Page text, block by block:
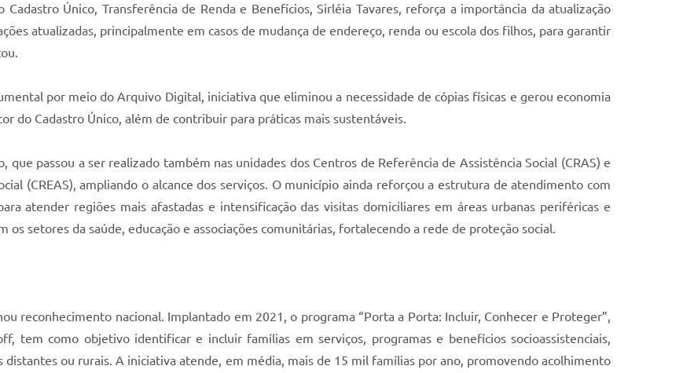
Único, Transferência de Renda e Benefícios, Sirléia Tavares, reforça a importância da atualização
atualizadas, principalmente em casos de mudança de endereço, renda ou escola dos filhos, para garantir
por meio do Arquivo Digital, iniciativa que eliminou a necessidade de cópias físicas e gerou economia
do Cadastro Único, além de contribuir para práticas mais sustentáveis.
passou a ser realizado também nas unidades dos Centros de Referência de Assistência Social (CRAS) e
(CREAS), ampliando o alcance dos serviços. O município ainda reforçou a estrutura de atendimento com
atender regiões mais afastadas e intensificação das visitas domiciliares em áreas urbanas periféricas e
os setores da saúde, educação e associações comunitárias, fortalecendo a rede de proteção social.
reconhecimento nacional. Implantado em 2021, o programa “Porta a Porta: Incluir, Conhecer e Proteger”,
tem como objetivo identificar e incluir famílias em serviços, programas e benefícios socioassistenciais,
ou rurais. A iniciativa atende, em média, mais de 15 mil famílias por ano, promovendo acolhimento